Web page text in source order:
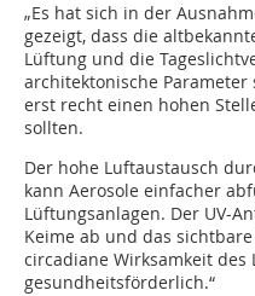
„Es hat sich in der
gezeigt, dass die
Lüftung und die
architektonische
erst recht einen hohen
sollten.
Der hohe Luftaustausch
kann Aerosole einfacher
Lüftungsanlagen. Der UV-
Keime ab und das
circadiane Wirksamkeit des
gesundheitsförderlich.“